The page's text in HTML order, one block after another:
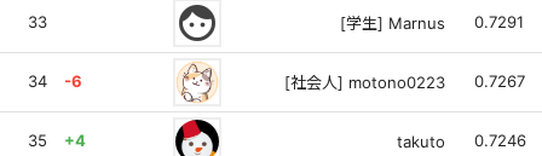
33 face [学生] Marnus 0.7291
34 -6 [社会人] motono0223 0.7267
35 +4 takuto 0.7246